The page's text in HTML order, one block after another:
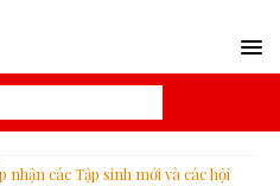
nhận các Tập sinh mới và các hội